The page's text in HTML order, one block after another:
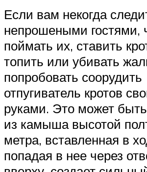
Если вам некогда
непрошеными гостями,
поймать их, ставить
топить или убивать
попробовать соорудить
отпугиватель кротов
руками. Это может
из камыша высотой
метра, вставленная в
попадая в нее через